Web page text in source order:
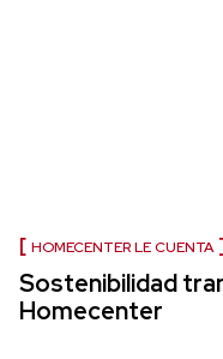
HOMECENTER LE CUENTA
Sostenibilidad
Homecenter